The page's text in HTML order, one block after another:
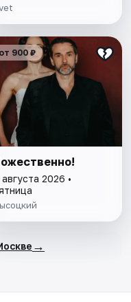
от 900 ₽
2026 •
→